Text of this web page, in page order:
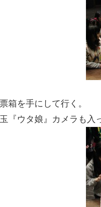
箱を手にして行く。
『ウタ娘』カメラも入